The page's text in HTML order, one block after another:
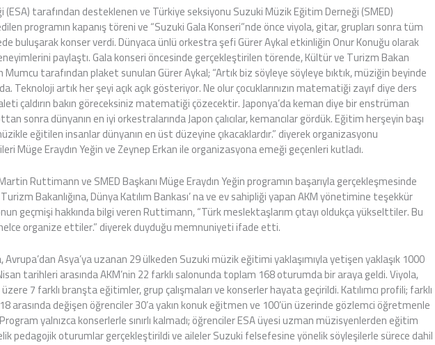
(ESA) tarafından desteklenen ve Türkiye seksiyonu Suzuki Müzik Eğitim Derneği (SMED)
programın kapanış töreni ve “Suzuki Gala Konseri”nde önce viyola, gitar, grupları sonra tüm
buluşarak konser verdi. Dünyaca ünlü orkestra şefi Gürer Aykal etkinliğin Onur Konuğu olarak
paylaştı. Gala konseri öncesinde gerçekleştirilen törende, Kültür ve Turizm Bakan
Mumcu tarafından plaket sunulan Gürer Aykal; “Artık biz söyleye söyleye bıktık, müziğin beyinde
Teknoloji artık her şeyi açık açık gösteriyor. Ne olur çocuklarınızın matematiği zayıf diye ders
çaldırın bakın göreceksiniz matematiği çözecektir. Japonya’da keman diye bir enstrüman
sonra dünyanın en iyi orkestralarında Japon çalıcılar, kemancılar gördük. Eğitim herşeyin başı
eğitilen insanlar dünyanın en üst düzeyine çıkacaklardır.” diyerek organizasyonu
Müge Eraydın Yeğin ve Zeynep Erkan ile organizasyona emeği geçenleri kutladı.
Ruttimann ve SMED Başkanı Müge Eraydın Yeğin programın başarıyla gerçekleşmesinde
Bakanlığına, Dünya Katılım Bankası’ na ve ev sahipliği yapan AKM yönetimine teşekkür
geçmişi hakkında bilgi veren Ruttimann, “Türk meslektaşlarım çıtayı oldukça yükselttiler. Bu
organize ettiler.” diyerek duyduğu memnuniyeti ifade etti.
Avrupa’dan Asya’ya uzanan 29 ülkeden Suzuki müzik eğitimi yaklaşımıyla yetişen yaklaşık 1000
tarihleri arasında AKM’nin 22 farklı salonunda toplam 168 oturumda bir araya geldi. Viyola,
7 farklı branşta eğitimler, grup çalışmaları ve konserler hayata geçirildi. Katılımcı profili; farklı
arasında değişen öğrenciler 30’a yakın konuk eğitmen ve 100’ün üzerinde gözlemci öğretmenle
yalnızca konserlerle sınırlı kalmadı; öğrenciler ESA üyesi uzman müzisyenlerden eğitim
pedagojik oturumlar gerçekleştirildi ve aileler Suzuki felsefesine yönelik söyleşilerle sürece dahil